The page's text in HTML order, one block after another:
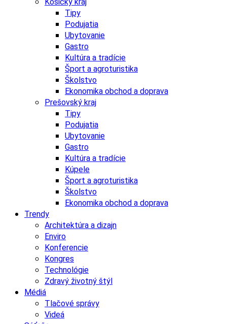
Tipy
Podujatia
Ubytovanie
Gastro
Kultúra a tradície
Šport a agroturistika
Školstvo
Ekonomika obchod a doprava
Prešovský kraj
Tipy
Podujatia
Ubytovanie
Gastro
Kultúra a tradície
Kúpele
Šport a agroturistika
Školstvo
Ekonomika obchod a doprava
Trendy
Architektúra a dizajn
Enviro
Konferencie
Kongres
Technológie
Zdravý životný štýl
Médiá
Tlačové správy
Videá